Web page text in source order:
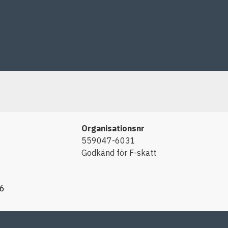
Organisationsnr
559047-6031
Godkänd för F-skatt